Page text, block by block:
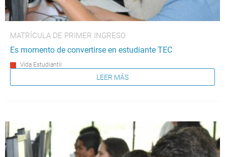
MATRÍCULA DE PRIMER INGRESO
Es momento de convertirse en estudiante TEC
Vida Estudiantil
LEER MÁS